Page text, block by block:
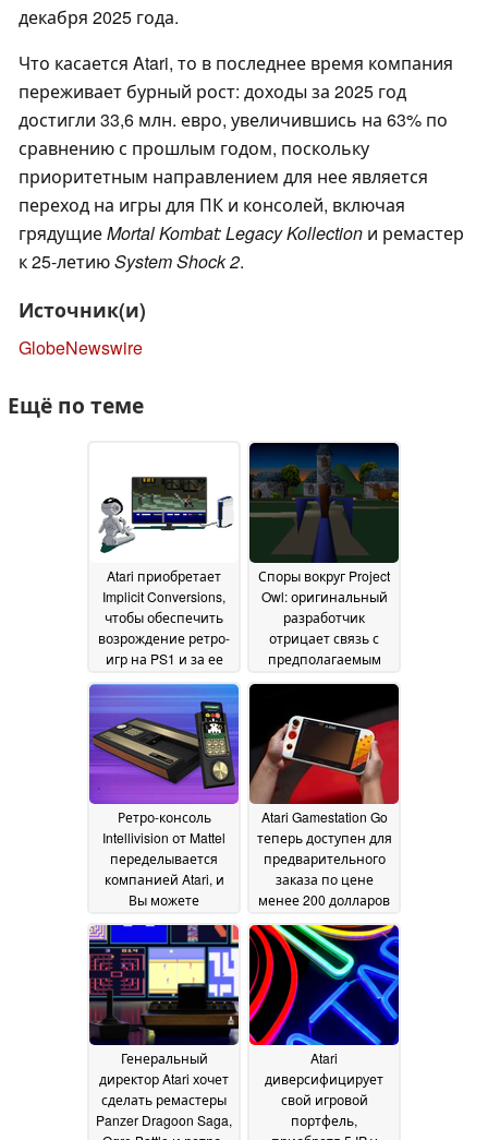
декабря 2025 года.
Что касается Atari, то в последнее время компания
переживает бурный рост: доходы за 2025 год
достигли 33,6 млн. евро, увеличившись на 63% по
сравнению с прошлым годом, поскольку
приоритетным направлением для нее является
переход на игры для ПК и консолей, включая
грядущиеMortal Kombat: Legacy Kollection и ремастер
к 25-летиюSystem Shock 2.
Источник(и)
GlobeNewswire
Ещё по теме
Atari приобретает
Implicit Conversions,
чтобы обеспечить
возрождение ретро-
игр на PS1 и за ее
пределами26 April 2026
Споры вокруг Project
Owl: оригинальный
разработчик
отрицает связь с
предполагаемым
возрождением Atari
Ретро-консоль
Intellivision от Mattel
переделывается
компанией Atari, и
Вы можете
оформить
предварительный
заказ на нее уже
сейчас по цене
$149.9919 October 2025
Atari Gamestation Go
теперь доступен для
предварительного
заказа по цене
менее 200 долларов
в преддверии
октябрьского релиза
11 September 2025
Генеральный
директор Atari хочет
сделать ремастеры
Panzer Dragoon Saga,
Atari
диверсифицирует
свой игровой
портфель,